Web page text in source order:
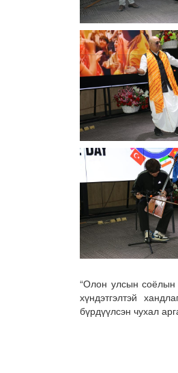
“Олон улсын соёлын
хүндэтгэлтэй
бүрдүүлсэн чухал